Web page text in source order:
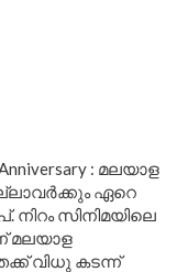
Anniversary : മലയാള
ഏറെ
സിനിമയിലെ
മലയാള
വിധു കടന്ന്